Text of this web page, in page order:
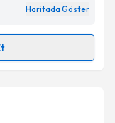
Aydınlatma
Haritada Göster
takvimi talebi
almanız için bir